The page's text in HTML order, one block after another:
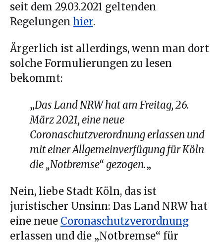
seit dem 29.03.2021 geltenden
Regelungen hier.
Ärgerlich ist allerdings, wenn man dort
solche Formulierungen zu lesen
bekommt:
„Das Land NRW hat am Freitag, 26.
März 2021, eine neue
Coronaschutzverordnung erlassen und
mit einer Allgemeinverfügung für Köln
die „Notbremse“ gezogen.„
Nein, liebe Stadt Köln, das ist
juristischer Unsinn: Das Land NRW hat
eine neue Coronaschutzverordnung
erlassen und die „Notbremse“ für